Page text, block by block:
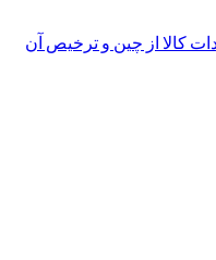
کالا از چین و ترخیص آن